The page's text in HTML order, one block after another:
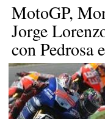
MotoGP,
Jorge
con Pedrosa